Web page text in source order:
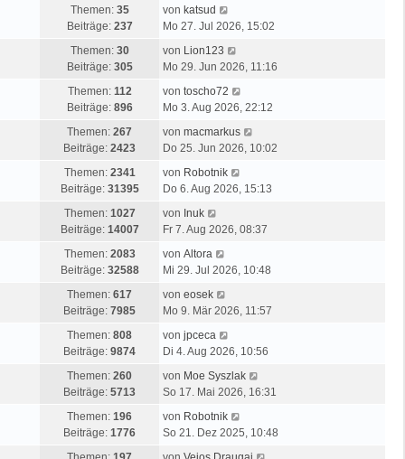
a
g
r
g
e
e
t
a
g
s
t
e
B
e
i
t
a
g
Themen: 35
Beiträge: 237
von katsud
e
e
s
e
B
e
i
t
g
Mo 27. Jul 2026, 15:02
Themen: 30
Beiträge: 305
von Lion123
e
e
s
t
e
B
e
t
g
Mo 29. Jun 2026, 11:16
Themen: 112
Beiträge: 896
von toscho72
e
e
s
e
e
t
g
Mo 3. Aug 2026, 22:12
Themen: 267
Beiträge: 2423
von macmarkus
e
s
e
e
t
g
Do 25. Jun 2026, 10:02
Themen: 2341
Beiträge: 31395
von Robotnik
e
s
e
e
t
a
g
Do 6. Aug 2026, 15:13
Themen: 1027
Beiträge: 14007
von Inuk
e
e
s
t
e
B
e
i
t
a
g
Fr 7. Aug 2026, 08:37
Themen: 2083
Beiträge: 32588
von Altora
e
s
t
e
B
e
i
t
Mi 29. Jul 2026, 10:48
Themen: 617
Beiträge: 7985
von eosek
e
e
s
t
e
B
e
i
Mo 9. Mär 2026, 11:57
Themen: 808
Beiträge: 9874
von jpceca
e
e
s
t
e
Di 4. Aug 2026, 10:56
Themen: 260
Beiträge: 5713
von Moe Syszlak
e
s
t
So 17. Mai 2026, 16:31
Themen: 196
Beiträge: 1776
von Robotnik
e
So 21. Dez 2025, 10:48